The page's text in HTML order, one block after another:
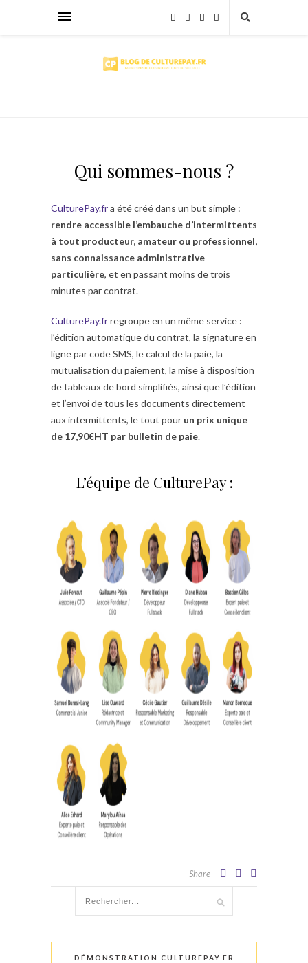
Qui sommes-nous ?
CulturePay.fra été créé dans un but simple :
rendre accessible l’embauche d’intermittents
à tout producteur, amateur ou professionnel,
sans connaissance administrative
particulière, et en passant moins de trois
minutes par contrat.
CulturePay.frregroupe en un même service :
l’édition automatique du contrat, la signature en
ligne par code SMS, le calcul de la paie, la
mutualisation du paiement, la mise à disposition
de tableaux de bord simplifiés, ainsi que l’édition
et l’envoi de tous les documents directement
aux intermittents, le tout pour un prix unique
de 17,90€HT par bulletin de paie.
L’équipe de CulturePay :
Share
DÉMONSTRATION CULTUREPAY.FR